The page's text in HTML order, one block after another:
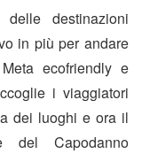
destinazioni
in più per andare
ecofriendly e
i viaggiatori
dei luoghi e ora il
del Capodanno